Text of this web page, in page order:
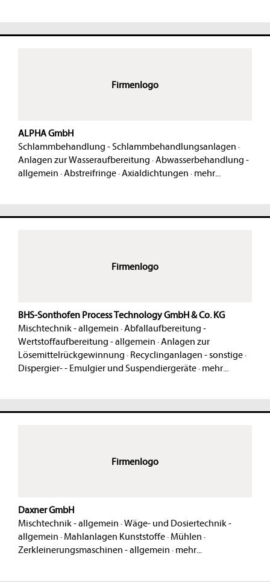
Firmenlogo
ALPHA GmbH
Schlammbehandlung - Schlammbehandlungsanlagen ·
Anlagen zur Wasseraufbereitung ·Abwasserbehandlung -
allgemein ·Abstreifringe·Axialdichtungen · mehr...
Firmenlogo
BHS-Sonthofen Process Technology GmbH & Co. KG
Mischtechnik - allgemein ·Abfallaufbereitung -
Wertstoffaufbereitung - allgemein ·Anlagen zur
Lösemittelrückgewinnung · Recyclinganlagen - sonstige·
Dispergier- - Emulgier und Suspendiergeräte· mehr...
Firmenlogo
Daxner GmbH
Mischtechnik - allgemein ·Wäge- und Dosiertechnik -
allgemein · Mahlanlagen Kunststoffe· Mühlen ·
Zerkleinerungsmaschinen - allgemein · mehr...